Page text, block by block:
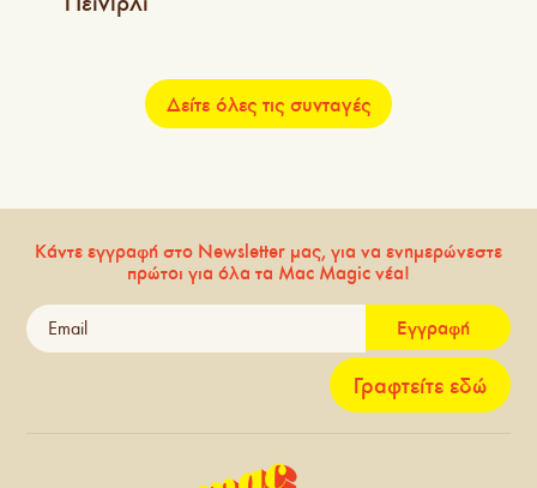
Δείτε όλες τις συνταγές
Κάντε εγγραφή στο Newsletter μας, για να ενημερώνεστε
πρώτοι για όλα τα Mac Magic νέα!
Εγγραφή
Γραφτείτε εδώ